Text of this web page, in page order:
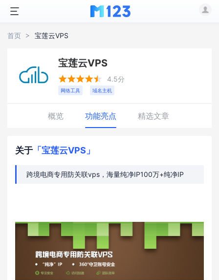
首页 宝莲云VPS
宝莲云VPS
 4.5分
网络工具 域名主机
概览 功能亮点 精选文章
关于 「宝莲云VPS」
跨境电商专用防关联vps，海量纯净IP100万+纯净IP